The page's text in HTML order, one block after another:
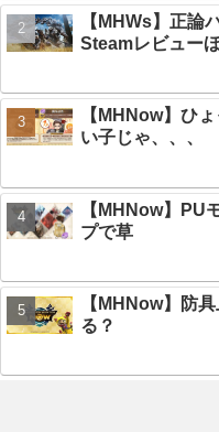
【MHWs】正論
Steamレビュー
【MHNow】ひ
い子じゃ、、、
【MHNow】PU
プで草
【MHNow】防
る？